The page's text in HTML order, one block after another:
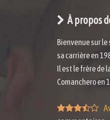
À propos
Bienvenue sur
sa carrière en
Il est le frère de
Comanchero en